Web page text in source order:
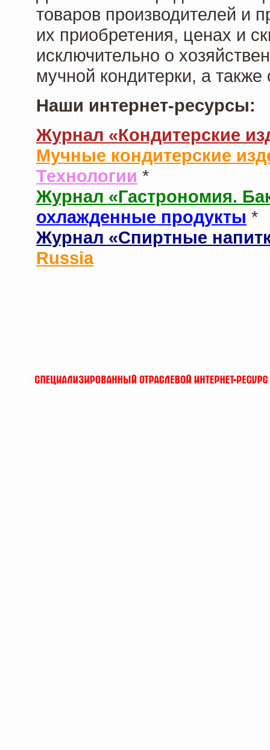
товаров производителей и
их приобретения, ценах и
исключительно о
мучной кондитерки, а
Наши интернет-ресурсы:
Журнал «Кондитерские
Мучные кондитерские
Технологии *
Журнал «Гастрономия.
охлажденные продукты *
Журнал «Спиртные
Russia